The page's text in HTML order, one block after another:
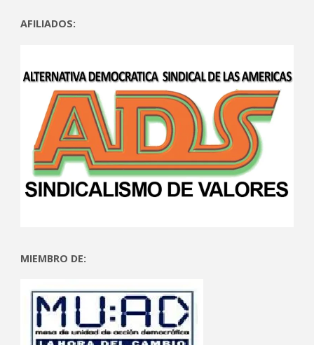
AFILIADOS:
MIEMBRO DE: